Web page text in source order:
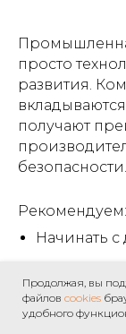
просто
развития.
получают
безопасности.
Рекомендуем:
Начинать с
Продолжая, вы
файлов cookies
удобного